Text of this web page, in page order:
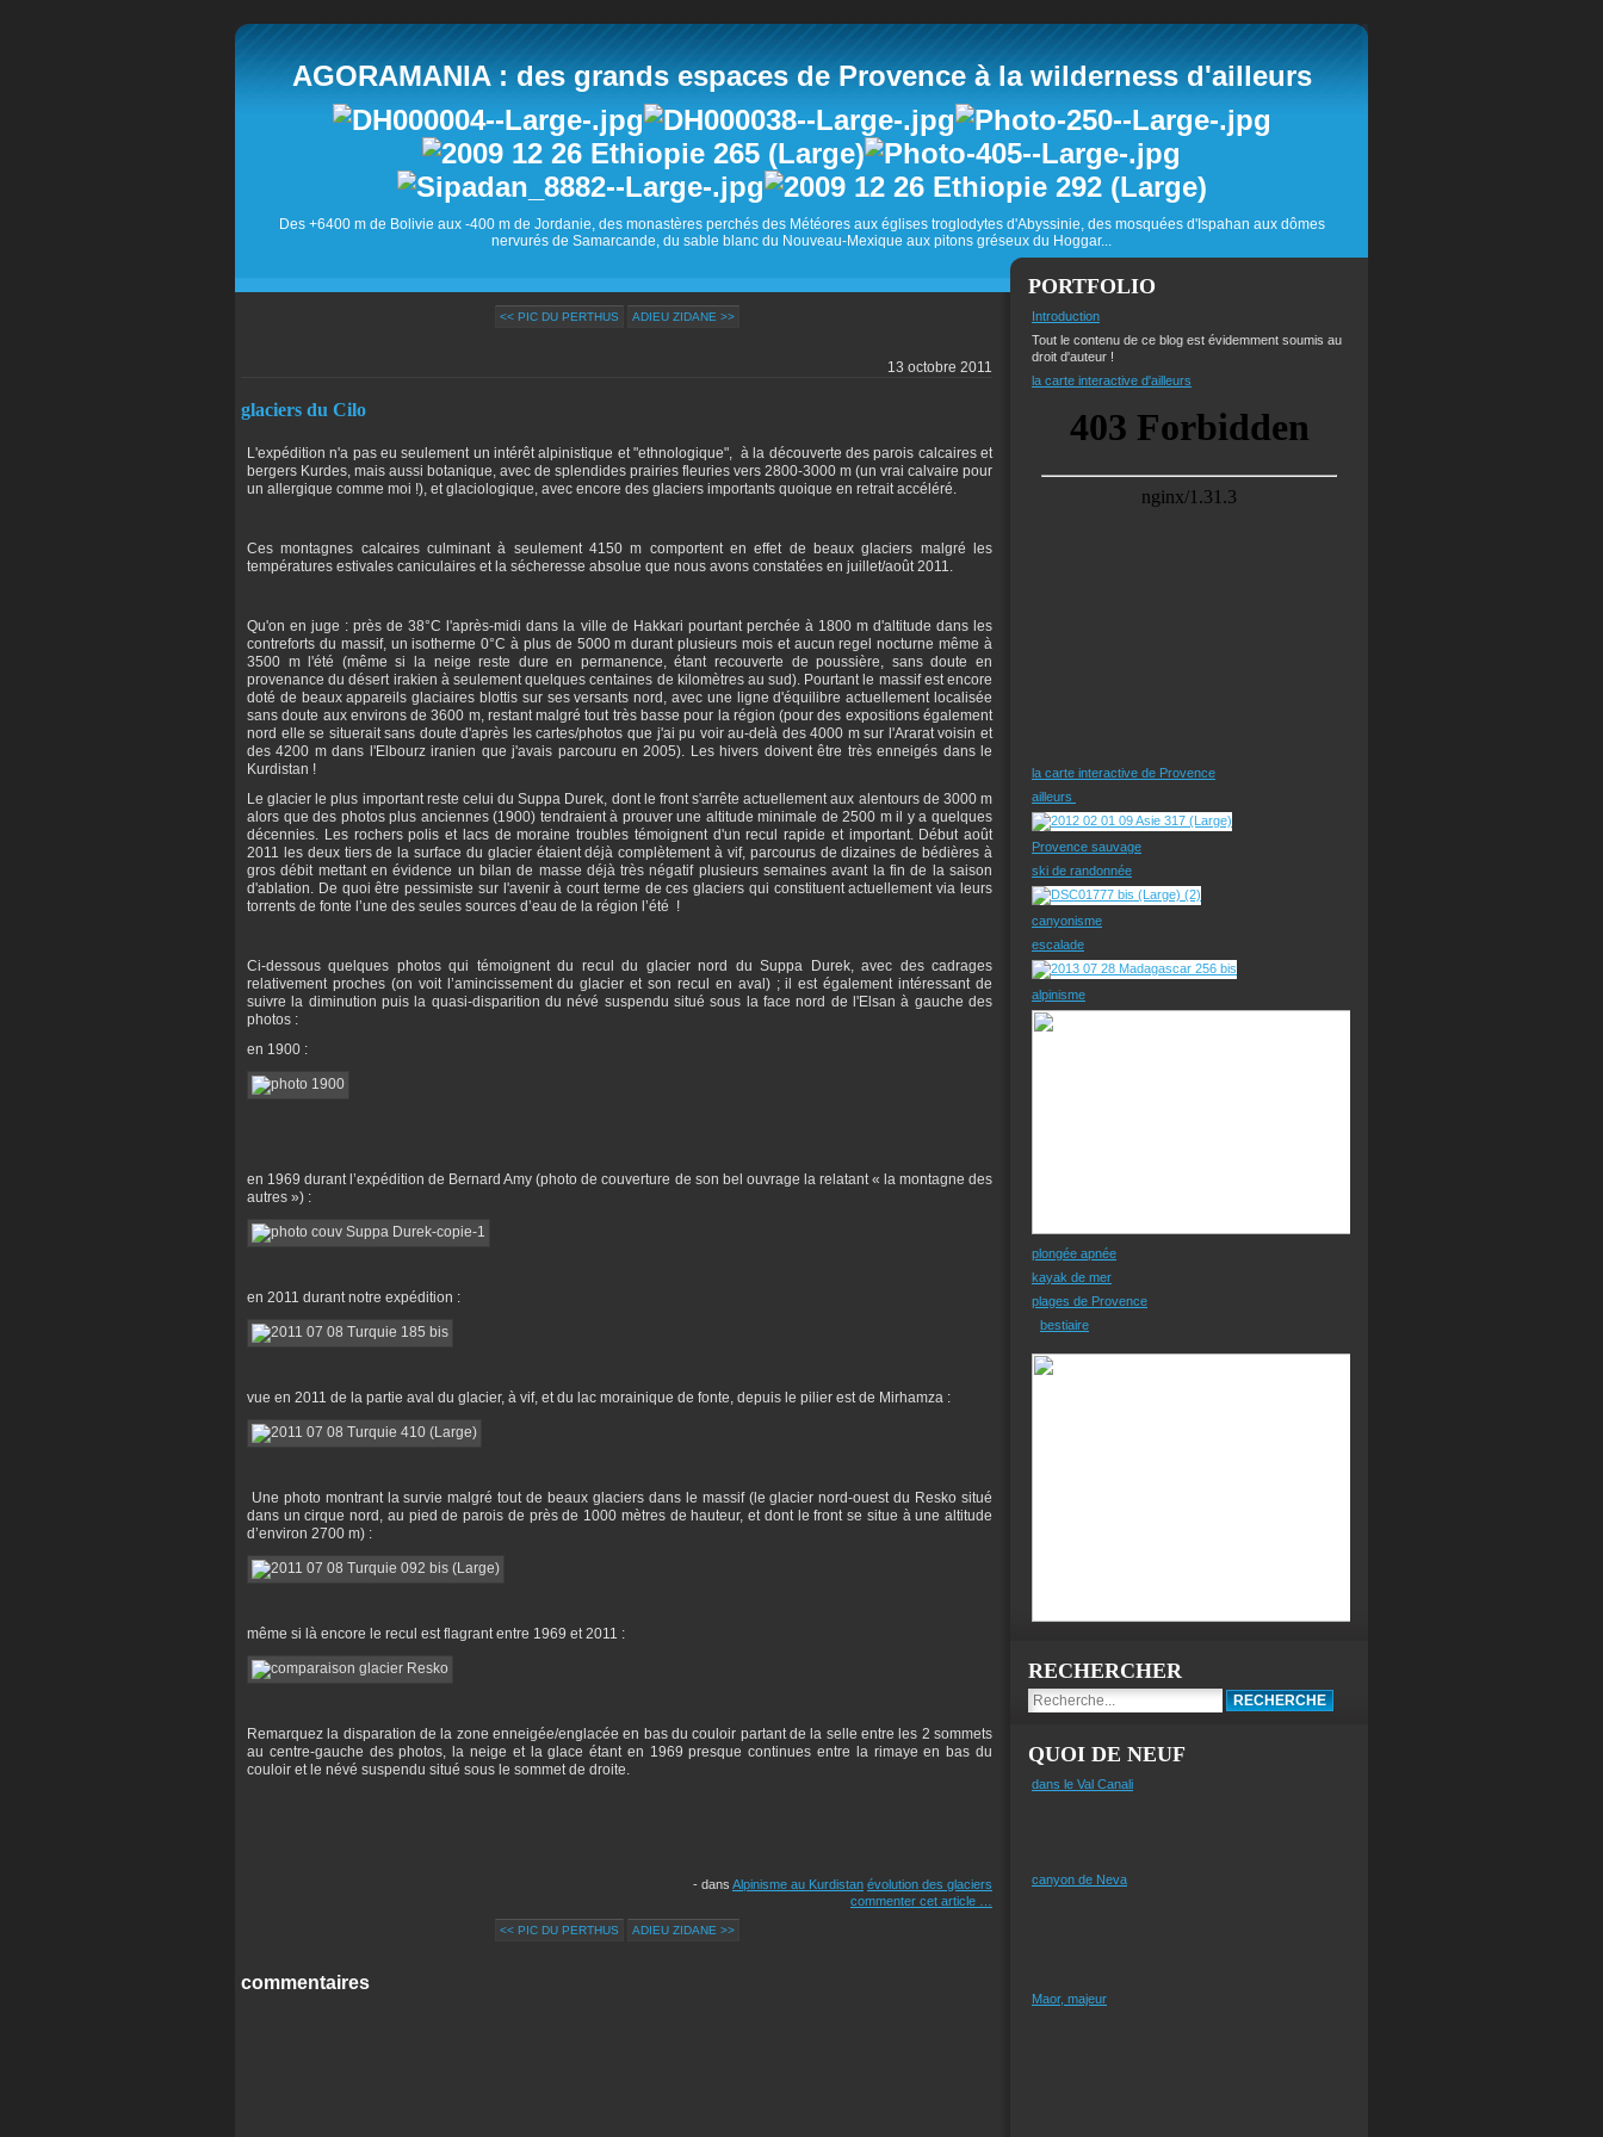
AGORAMANIA : des grands espaces de Provence à la wilderness d'ailleurs
Des +6400 m de Bolivie aux -400 m de Jordanie, des monastères perchés des Météores aux églises troglodytes d'Abyssinie, des mosquées d'Ispahan aux dômes
nervurés de Samarcande, du sable blanc du Nouveau-Mexique aux pitons gréseux du Hoggar...
<< PIC DU PERTHUS ADIEU ZIDANE >>
13 octobre 2011
glaciers du Cilo
L'expédition n'a pas eu seulement un intérêt alpinistique et "ethnologique", à la découverte des parois calcaires et
bergers Kurdes, mais aussi botanique, avec de splendides prairies fleuries vers 2800-3000 m (un vrai calvaire pour
un allergique comme moi !), et glaciologique, avec encore des glaciers importants quoique en retrait accéléré.
Ces montagnes calcaires culminant à seulement 4150 m comportent en effet de beaux glaciers malgré les
températures estivales caniculaires et la sécheresse absolue que nous avons constatées en juillet/août 2011.
Qu'on en juge : près de 38°C l'après-midi dans la ville de Hakkari pourtant perchée à 1800 m d'altitude dans les
contreforts du massif, un isotherme 0°C à plus de 5000 m durant plusieurs mois et aucun regel nocturne même à
3500 m l'été (même si la neige reste dure en permanence, étant recouverte de poussière, sans doute en
provenance du désert irakien à seulement quelques centaines de kilomètres au sud). Pourtant le massif est encore
doté de beaux appareils glaciaires blottis sur ses versants nord, avec une ligne d'équilibre actuellement localisée
sans doute aux environs de 3600 m, restant malgré tout très basse pour la région (pour des expositions également
nord elle se situerait sans doute d'après les cartes/photos que j'ai pu voir au-delà des 4000 m sur l'Ararat voisin et
des 4200 m dans l'Elbourz iranien que j'avais parcouru en 2005). Les hivers doivent être très enneigés dans le
Kurdistan !
Le glacier le plus important reste celui du Suppa Durek, dont le front s'arrête actuellement aux alentours de 3000 m
alors que des photos plus anciennes (1900) tendraient à prouver une altitude minimale de 2500 m il y a quelques
décennies. Les rochers polis et lacs de moraine troubles témoignent d'un recul rapide et important. Début août
2011 les deux tiers de la surface du glacier étaient déjà complètement à vif, parcourus de dizaines de bédières à
gros débit mettant en évidence un bilan de masse déjà très négatif plusieurs semaines avant la fin de la saison
d'ablation. De quoi être pessimiste sur l'avenir à court terme de ces glaciers qui constituent actuellement via leurs
torrents de fonte l’une des seules sources d’eau de la région l’été !
Ci-dessous quelques photos qui témoignent du recul du glacier nord du Suppa Durek, avec des cadrages
relativement proches (on voit l’amincissement du glacier et son recul en aval) ; il est également intéressant de
suivre la diminution puis la quasi-disparition du névé suspendu situé sous la face nord de l'Elsan à gauche des
photos :
en 1900 :
en 1969 durant l’expédition de Bernard Amy (photo de couverture de son bel ouvrage la relatant « la montagne des
autres ») :
en 2011 durant notre expédition :
vue en 2011 de la partie aval du glacier, à vif, et du lac morainique de fonte, depuis le pilier est de Mirhamza :
Une photo montrant la survie malgré tout de beaux glaciers dans le massif (le glacier nord-ouest du Resko situé
dans un cirque nord, au pied de parois de près de 1000 mètres de hauteur, et dont le front se situe à une altitude
d’environ 2700 m) :
même si là encore le recul est flagrant entre 1969 et 2011 :
Remarquez la disparation de la zone enneigée/englacée en bas du couloir partant de la selle entre les 2 sommets
au centre-gauche des photos, la neige et la glace étant en 1969 presque continues entre la rimaye en bas du
couloir et le névé suspendu situé sous le sommet de droite.
- dans Alpinisme au Kurdistan évolution des glaciers
commenter cet article
<< PIC DU PERTHUS ADIEU ZIDANE >>
commentaires
PORTFOLIO
Introduction
Tout le contenu de ce blog est évidemment soumis au
droit d'auteur !
la carte interactive d'ailleurs
la carte interactive de Provence
ailleurs
Provence sauvage
ski de randonnée
canyonisme
escalade
alpinisme
plongée apnée
kayak de mer
plages de Provence
bestiaire
RECHERCHER
QUOI DE NEUF
dans le Val Canali
canyon de Neva
Maor, majeur